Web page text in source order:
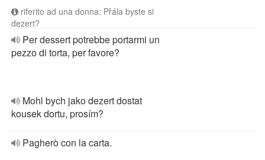
riferito ad una donna: Přála byste si
dezert?
Per dessert potrebbe portarmi un
pezzo di torta, per favore?
Mohl bych jako dezert dostat
kousek dortu, prosím?
Pagherò con la carta.